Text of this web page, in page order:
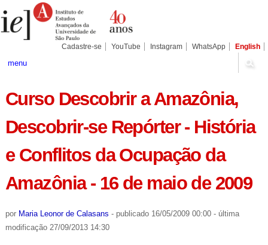
para
conteúdo.
Pessoais
Cadastre-se YouTube Instagram WhatsApp English
menu
Curso Descobrir a Amazônia,
Descobrir-se Repórter - História
e Conflitos da Ocupação da
Amazônia - 16 de maio de 2009
por Maria Leonor de Calasans - publicado16/05/2009 00:00 - última
modificação27/09/2013 14:30